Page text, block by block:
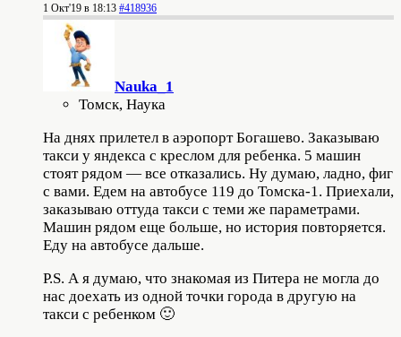
1 Окт'19 в 18:13 #418936
Nauka_1
Томск, Наука
На днях прилетел в аэропорт Богашево. Заказываю
такси у яндекса с креслом для ребенка. 5 машин
стоят рядом — все отказались. Ну думаю, ладно, фиг
с вами. Едем на автобусе 119 до Томска-1. Приехали,
заказываю оттуда такси с теми же параметрами.
Машин рядом еще больше, но история повторяется.
Еду на автобусе дальше.
P.S. А я думаю, что знакомая из Питера не могла до
нас доехать из одной точки города в другую на
такси с ребенком 🙂